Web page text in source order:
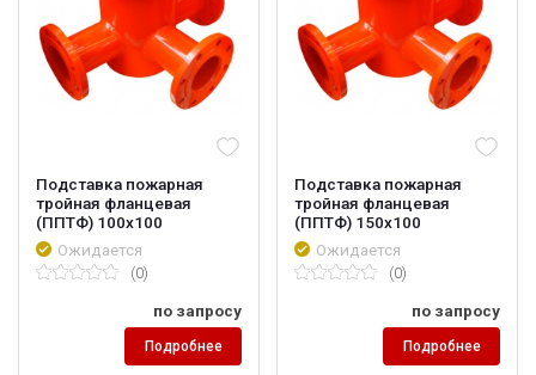
Подставка пожарная
тройная фланцевая
(ППТФ) 100х100
Ожидается
(0)
по запросу
Подробнее
Подставка пожарная
тройная фланцевая
(ППТФ) 150х100
Ожидается
(0)
по запросу
Подробнее